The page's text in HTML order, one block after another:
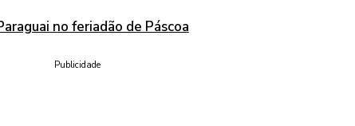
no feriadão de Páscoa
Publicidade